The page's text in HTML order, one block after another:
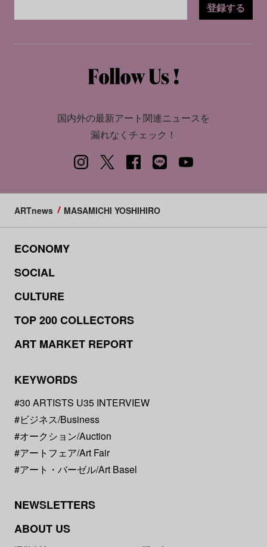
登録する
国内外の最新アート関連ニュースを
漏れなくチェック！
ARTnews MASAMICHI YOSHIHIRO
ECONOMY
SOCIAL
CULTURE
TOP 200 COLLECTORS
ART MARKET REPORT
KEYWORDS
#30 ARTISTS U35 INTERVIEW
#ビジネス/Business
#オークション/Auction
#アートフェア/Art Fair
#アート・バーゼル/Art Basel
NEWSLETTERS
ABOUT US